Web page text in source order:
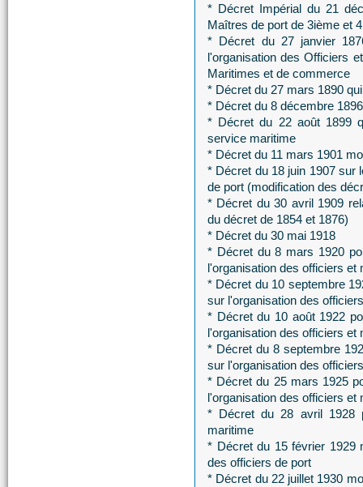
* Décret Impérial du 21
Maîtres de port de 3ième et
* Décret du 27 janvier
l'organisation des Officiers
Maritimes et de commerce
* Décret du 27 mars 1890
* Décret du 8 décembre
* Décret du 22 août 1899
service maritime
* Décret du 11 mars 1901
* Décret du 18 juin 1907 sur
de port (modification des
* Décret du 30 avril 1909
du décret de 1854 et 1876)
* Décret du 30 mai 1918
* Décret du 8 mars 1920
l'organisation des officiers et
* Décret du 10 septembre
sur l'organisation des
* Décret du 10 août 1922
l'organisation des officiers et
* Décret du 8 septembre
sur l'organisation des
* Décret du 25 mars 1925
l'organisation des officiers et
* Décret du 28 avril 1928
maritime
* Décret du 15 février 1929
des officiers de port
* Décret du 22 juillet 1930